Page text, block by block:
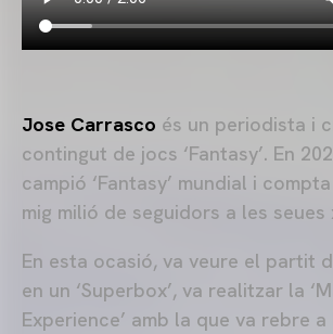
Jose Carrasco és un periodista i
contingut de jocs ‘Fantasy’. En
campió ‘Fantasy’ mundial i
mig milió de seguidors a les seues
En esta ocasió, va veure el partit
en un ‘Superbox’, va realitzar la
Experience’ amb la que va rebre